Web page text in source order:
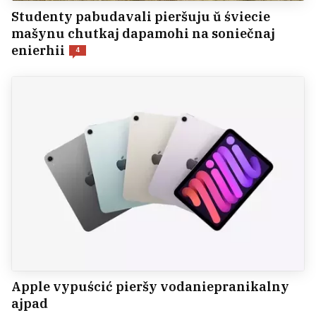
Studenty pabudavali pieršuju ŭ śviecie
mašynu chutkaj dapamohi na soniečnaj
enierhii
4
Apple vypuścić pieršy vodaniepranikalny
ajpad